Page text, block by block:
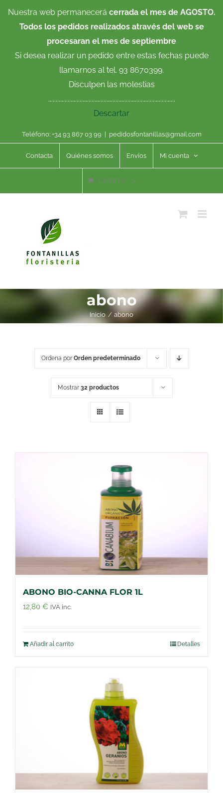
Nuestra web permanecerá cerrada el mes de AGOSTO.
Todos los pedidos realizados através del web se
procesaran el mes de septiembre
Si desea realizar un pedido entre estas fechas puede
llamarnos al tel. 93 8670399.
Disculpen las molestias
.....................................................................................
Descartar
Teléfono: +34 93 867 03 99 pedidosfontanillas@gmail.com
Contacta Quiénes somos Envíos Mi cuenta
CARRITO
abono
Inicio abono
Ordena por Orden predeterminado
Mostrar 32 productos
ABONO BIO-CANNA FLOR 1L
12,80 € IVA inc.
Añadir al carrito Detalles